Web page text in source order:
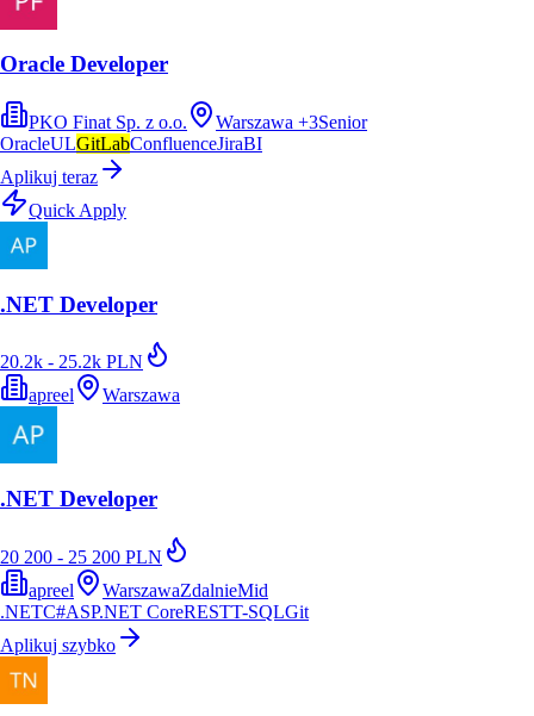
Oracle Developer
PKO Finat Sp. z o.o. Warszawa +3Senior
OracleULGitLabConfluenceJiraBI
Aplikuj teraz
Quick Apply
.NET Developer
20.2k - 25.2k PLN
apreel
Warszawa
.NET Developer
20 200 - 25 200 PLN
apreel
WarszawaZdalnieMid
.NETC#ASP.NET CoreRESTT-SQLGit
Aplikuj szybko